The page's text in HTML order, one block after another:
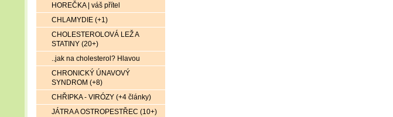
HOREČKA | váš přítel
CHLAMYDIE (+1)
CHOLESTEROLOVÁ LEŽ A
STATINY (20+)
..jak na cholesterol? Hlavou
CHRONICKÝ ÚNAVOVÝ
SYNDROM (+8)
CHŘIPKA - VIRÓZY (+4 články)
JÁTRA A OSTROPESTŘEC (10+)